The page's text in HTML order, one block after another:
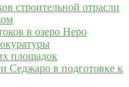
строительной отрасли
в озеро Неро
площадок
Седжаро в подготовке к